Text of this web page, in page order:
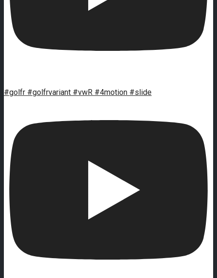
#golfr #golfrvariant #vwR #4motion #slide